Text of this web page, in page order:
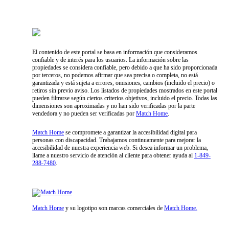
El contenido de este portal se basa en información que consideramos
confiable y de interés para los usuarios. La información sobre las
propiedades se considera confiable, pero debido a que ha sido proporcionada
por terceros, no podemos afirmar que sea precisa o completa, no está
garantizada y está sujeta a errores, omisiones, cambios (incluido el precio) o
retiros sin previo aviso. Los listados de propiedades mostrados en este portal
pueden filtrarse según ciertos criterios objetivos, incluido el precio. Todas las
dimensiones son aproximadas y no han sido verificadas por la parte
vendedora y no pueden ser verificadas por Match Home.
Match Home se compromete a garantizar la accesibilidad digital para
personas con discapacidad. Trabajamos continuamente para mejorar la
accesibilidad de nuestra experiencia web. Si desea informar un problema,
llame a nuestro servicio de atención al cliente para obtener ayuda al 1-849-
288-7480.
Match Home y su logotipo son marcas comerciales de Match Home.